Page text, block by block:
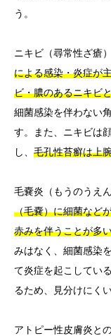
う。
ニキビ（尋常性ざ瘡
による感染・炎症が
ビ・膿のあるニキビ
細菌感染を伴わない
す。また、ニキビは
し、 毛孔性苔癬は上
毛嚢炎（もうのうえ
（毛嚢）に細菌など
赤みを伴うことが多
みはなく、細菌感染
て炎症を起こしてい
るため、見分けにく
アトピー性皮膚炎と